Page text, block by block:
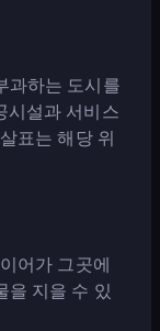
과하는 도시를
시설과 서비스
표는 해당 위
어가 그곳에
을 지을 수 있